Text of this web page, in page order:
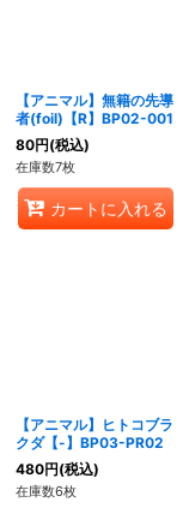
【アニマル】無籍の先導
者(foil)【R】BP02-001
80円(税込)
在庫数7枚
カートに入れる
【アニマル】ヒトコブラ
クダ【-】BP03-PR02
480円(税込)
在庫数6枚